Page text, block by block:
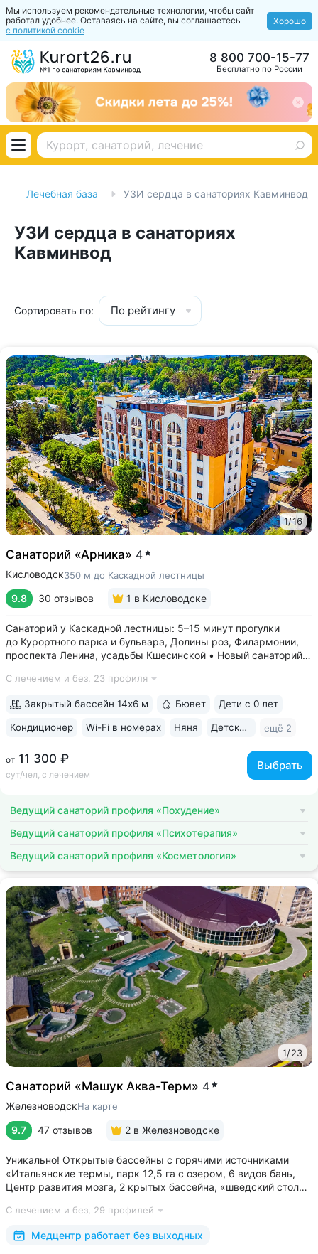
Мы используем рекомендательные технологии, чтобы сайт
работал удобнее. Оставаясь на сайте, вы соглашаетесь
с политикой cookie
Хорошо
Бесплатно по России
8 800 700-15-77
Лечебная база УЗИ сердца в санаториях Кавминвод
УЗИ сердца в санаториях
Кавминвод
Сортировать по: По рейтингу
1/16
Санаторий «Арника» 4
Кисловодск350 м до Каскадной лестницы
9.8 30 отзывов 1 в Кисловодске
Санаторий у Каскадной лестницы: 5–15 минут прогулки
до Курортного парка и бульвара, Долины роз, Филармонии,
проспекта Ленина, усадьбы Кшесинской • Новый санаторий,
положительные. Многие гости отмечают, что санаторий
С лечением и без, 23 профиля
от 11 300 ₽
сут/чел, с лечением
Выбрать
Закрытый бассейн 14х6 м Бювет Дети с 0 лет
Кондиционер Wi-Fi в номерах Няня Детская комната ещё 2
Ведущий санаторий профиля «Похудение»
Ведущий санаторий профиля «Психотерапия»
Ведущий санаторий профиля «Косметология»
1/23
Санаторий «Машук Аква-Терм» 4
ЖелезноводскНа карте
9.7 47 отзывов 2 в Железноводске
Уникально! Открытые бассейны с горячими источниками
«Итальянские термы, парк 12,5 га с озером, 6 видов бань,
Центр развития мозга, 2 крытых бассейна, «шведский стол»
большой спа-комплекс, вода «Легенда Кавказа» •
Расположен в уединенном...
С лечением и без, 29 профилей
Медцентр работает без выходных